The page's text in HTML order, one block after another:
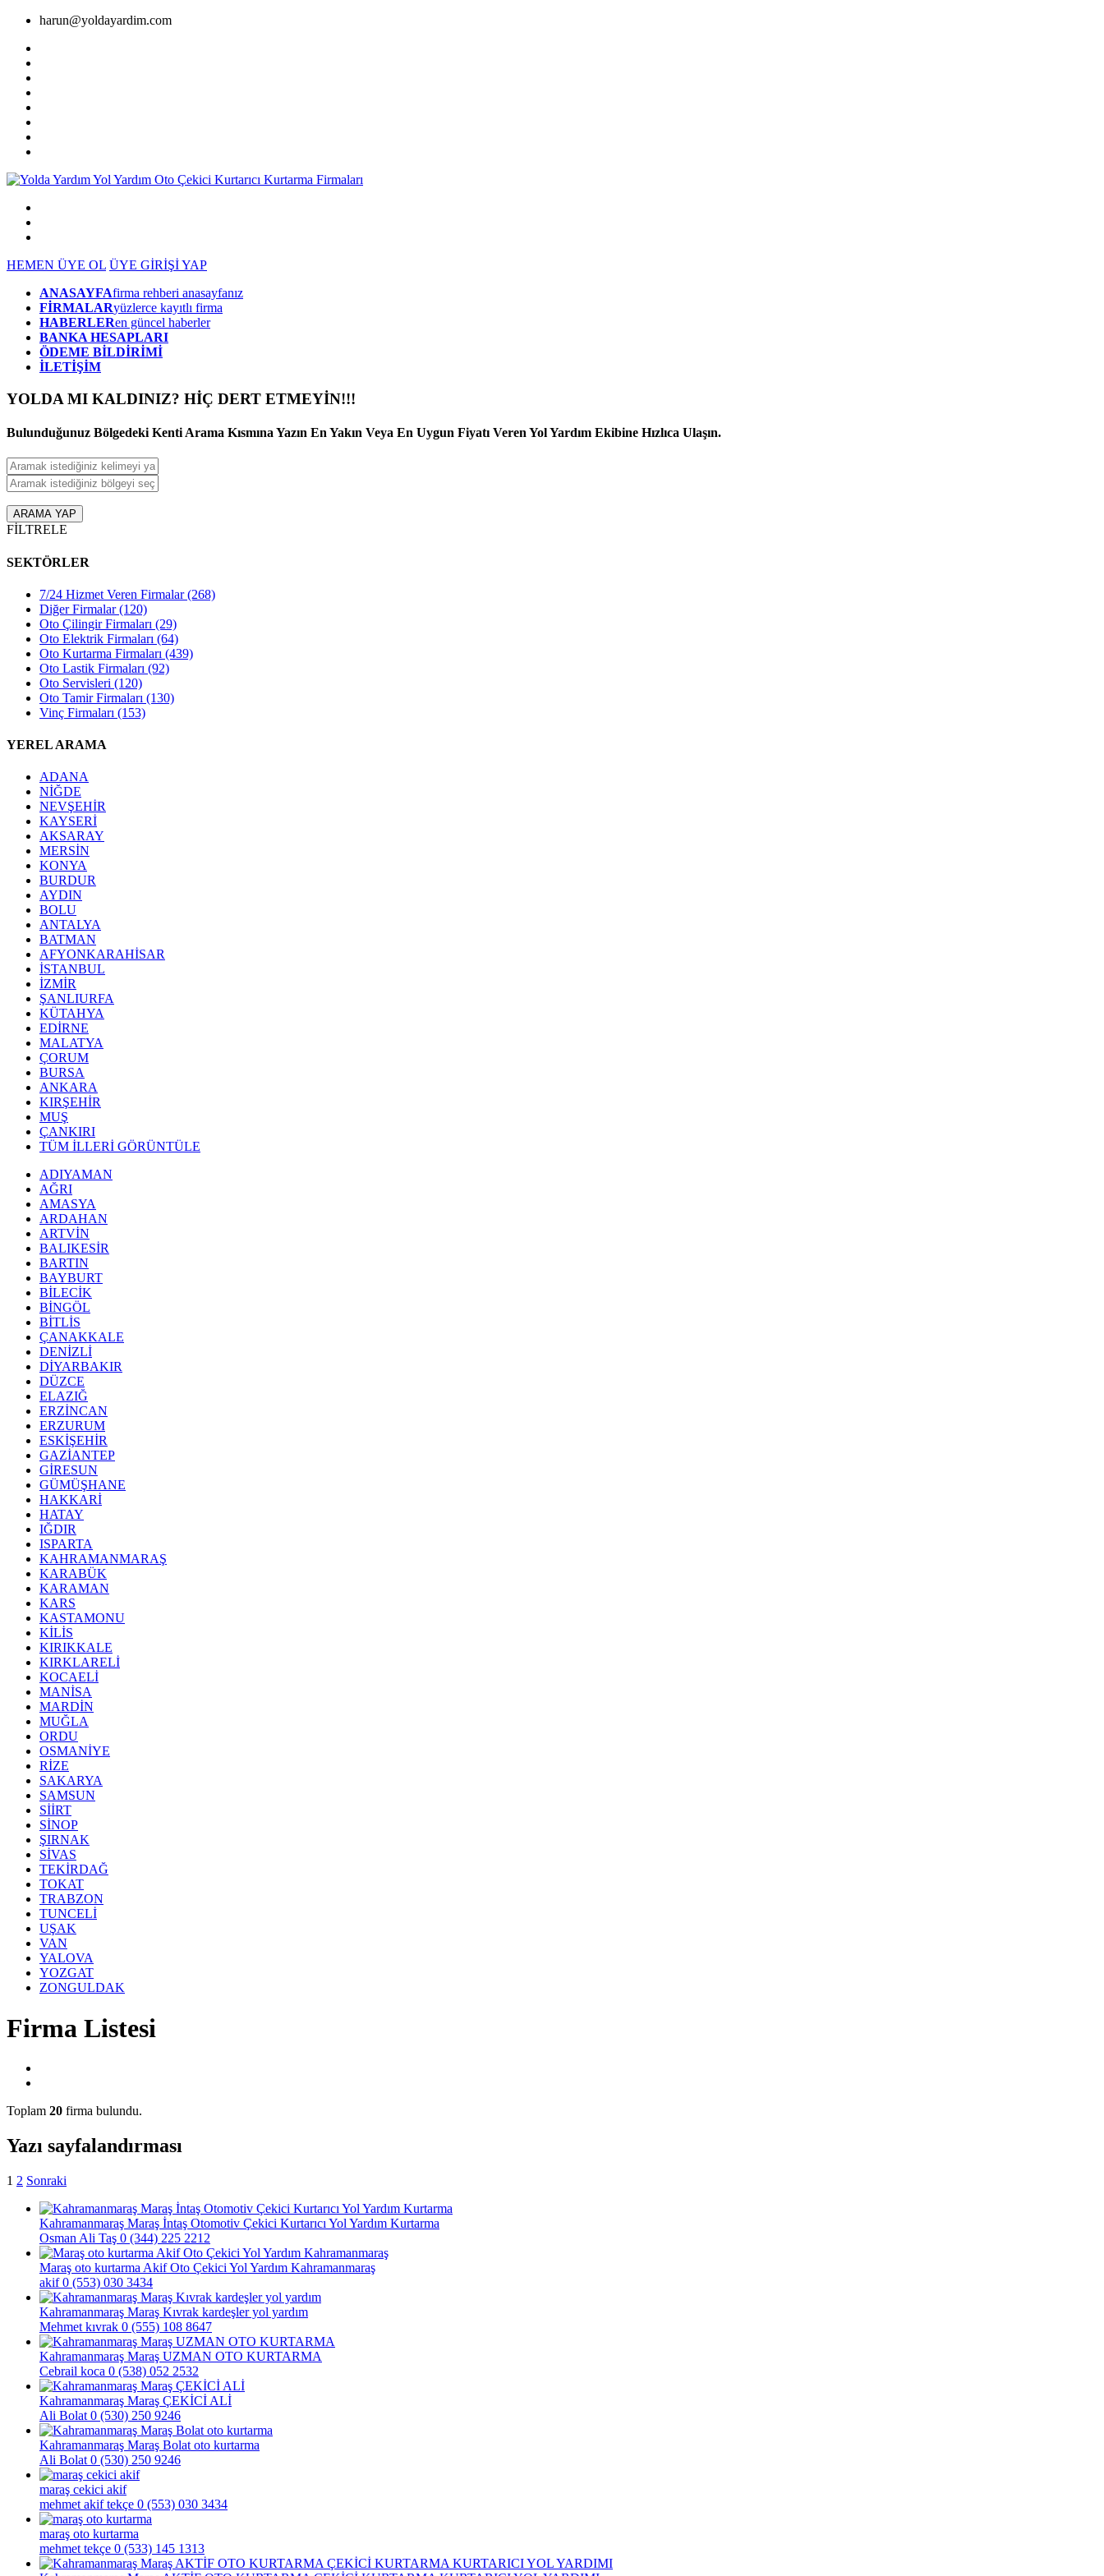
harun@yoldayardim.com
HEMEN ÜYE OL ÜYE GİRİŞİ YAP
ANASAYFAfirma rehberi anasayfanız
FİRMALARyüzlerce kayıtlı firma
HABERLERen güncel haberler
BANKA HESAPLARI
ÖDEME BİLDİRİMİ
İLETİŞİM
YOLDA MI KALDINIZ? HİÇ DERT ETMEYİN!!!
Bulunduğunuz Bölgedeki Kenti Arama Kısmına Yazın En Yakın Veya En Uygun Fiyatı Veren Yol Yardım Ekibine Hızlıca Ulaşın.
ARAMA YAP
FİLTRELE
SEKTÖRLER
7/24 Hizmet Veren Firmalar(268)
Diğer Firmalar(120)
Oto Çilingir Firmaları (29)
Oto Elektrik Firmaları (64)
Oto Kurtarma Firmaları (439)
Oto Lastik Firmaları (92)
Oto Servisleri (120)
Oto Tamir Firmaları (130)
Vinç Firmaları (153)
YEREL ARAMA
ADANA
NİĞDE
NEVŞEHİR
KAYSERİ
AKSARAY
MERSİN
KONYA
BURDUR
AYDIN
BOLU
ANTALYA
BATMAN
AFYONKARAHİSAR
İSTANBUL
İZMİR
ŞANLIURFA
KÜTAHYA
EDİRNE
MALATYA
ÇORUM
BURSA
ANKARA
KIRŞEHİR
MUŞ
ÇANKIRI
TÜM İLLERİ GÖRÜNTÜLE
ADIYAMAN
AĞRI
AMASYA
ARDAHAN
ARTVİN
BALIKESİR
BARTIN
BAYBURT
BİLECİK
BİNGÖL
BİTLİS
ÇANAKKALE
DENİZLİ
DİYARBAKIR
DÜZCE
ELAZIĞ
ERZİNCAN
ERZURUM
ESKİŞEHİR
GAZİANTEP
GİRESUN
GÜMÜŞHANE
HAKKARİ
HATAY
IĞDIR
ISPARTA
KAHRAMANMARAŞ
KARABÜK
KARAMAN
KARS
KASTAMONU
KİLİS
KIRIKKALE
KIRKLARELİ
KOCAELİ
MANİSA
MARDİN
MUĞLA
ORDU
OSMANİYE
RİZE
SAKARYA
SAMSUN
SİİRT
SİNOP
ŞIRNAK
SİVAS
TEKİRDAĞ
TOKAT
TRABZON
TUNCELİ
UŞAK
VAN
YALOVA
YOZGAT
ZONGULDAK
Firma Listesi
Toplam 20 firma bulundu.
Yazı sayfalandırması
1 2 Sonraki
Kahramanmaraş Maraş İntaş Otomotiv Çekici Kurtarıcı Yol Yardım Kurtarma
Osman Ali Taş 0 (344) 225 2212
Maraş oto kurtarma Akif Oto Çekici Yol Yardım Kahramanmaraş
akif0 (553) 030 3434
Kahramanmaraş Maraş Kıvrak kardeşler yol yardım
Mehmet kıvrak 0 (555) 108 8647
Kahramanmaraş Maraş UZMAN OTO KURTARMA
Cebrail koca 0 (538) 052 2532
Kahramanmaraş Maraş ÇEKİCİ ALİ
Ali Bolat 0 (530) 250 9246
Kahramanmaraş Maraş Bolat oto kurtarma
Ali Bolat 0 (530) 250 9246
maraş cekici akif
mehmet akif tekçe 0 (553) 030 3434
maraş oto kurtarma
mehmet tekçe 0 (533) 145 1313